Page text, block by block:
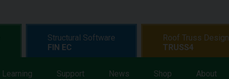
Learning Support News Shop About
Structural Software
FIN EC
Roof Truss Design
TRUSS4